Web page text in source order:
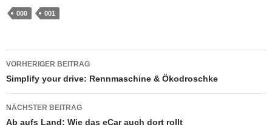
000 001
Beitragsnavigation
VORHERIGER BEITRAG
Simplify your drive: Rennmaschine & Ökodroschke
NÄCHSTER BEITRAG
Ab aufs Land: Wie das eCar auch dort rollt